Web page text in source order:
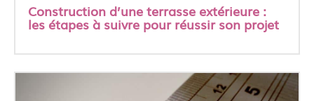
Construction d’une terrasse extérieure :
les étapes à suivre pour réussir son projet